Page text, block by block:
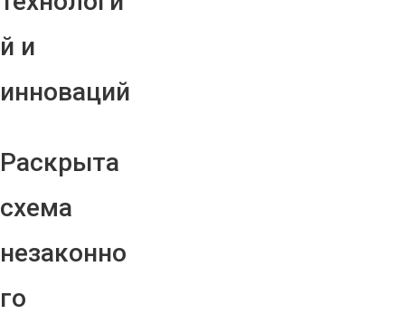
й и
инноваций
Раскрыта
схема
незаконно
го